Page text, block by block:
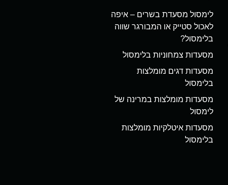
לימסול מסעדת בשרים – איפה
לאכול סטייק או המבורגר שווה
בלימסול?
מסעדות צמחוניות בלימסול
מסעדות דגים מומלצות
בלימסול
מסעדות מומלצות במרינה של
לימסול
מסעדות איטלקיות מומלצות
בלימסול